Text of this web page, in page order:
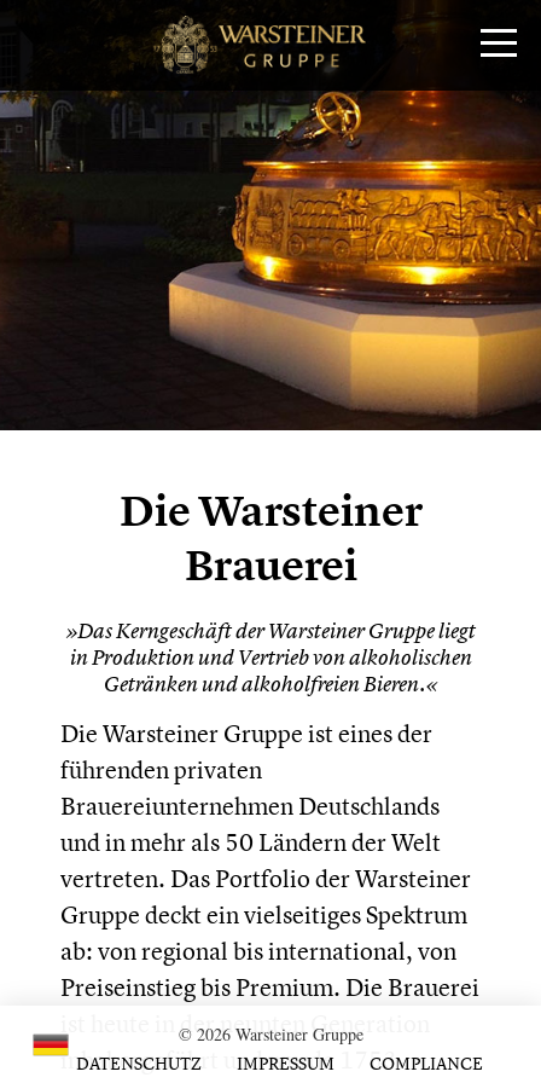
Die Warsteiner
Brauerei
»Das Kerngeschäft der Warsteiner Gruppe liegt
in Produktion und Vertrieb von alkoholischen
Getränken und alkoholfreien Bieren.«
Die Warsteiner Gruppe ist eines der
führenden privaten
Brauereiunternehmen Deutschlands
und in mehr als 50 Ländern der Welt
vertreten. Das Portfolio der Warsteiner
Gruppe deckt ein vielseitiges Spektrum
ab: von regional bis international, von
Preiseinstieg bis Premium. Die Brauerei
ist heute in der neunten Generation
inhabergeführt und wurde 1753
© 2026 Warsteiner Gruppe
DATENSCHUTZ
IMPRESSUM COMPLIANCE